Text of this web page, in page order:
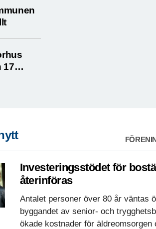
17
Investeringsstödet för
återinföras
Antalet personer över 80 år väntas
byggandet av senior- och
ökade kostnader för